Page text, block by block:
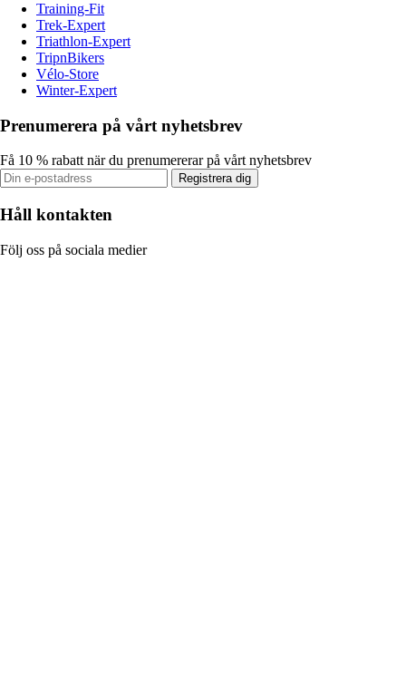
Training-Fit
Trek-Expert
Triathlon-Expert
TripnBikers
Vélo-Store
Winter-Expert
Prenumerera på vårt nyhetsbrev
Få 10 % rabatt när du prenumererar på vårt nyhetsbrev
Registrera dig
Håll kontakten
Följ oss på sociala medier